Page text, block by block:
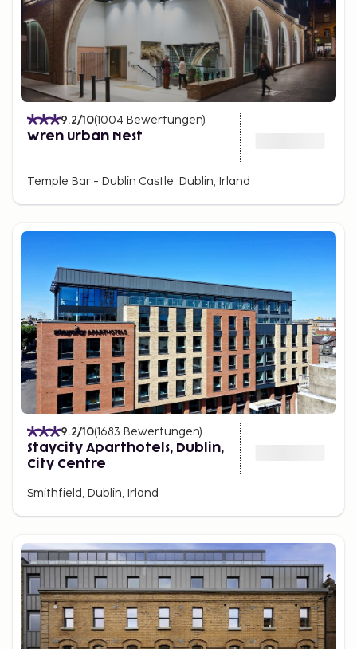
9.2/10(1004 Bewertungen)
Wren Urban Nest
Temple Bar - Dublin Castle, Dublin, Irland
9.2/10(1683 Bewertungen)
Staycity Aparthotels, Dublin,
City Centre
Smithfield, Dublin, Irland